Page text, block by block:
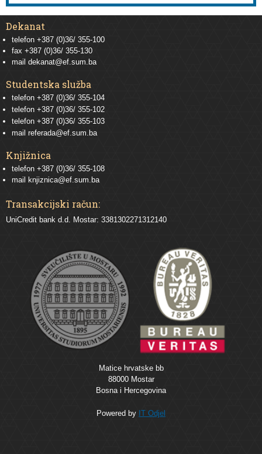
Dekanat
telefon +387 (0)36/ 355-100
fax +387 (0)36/ 355-130
mail dekanat@ef.sum.ba
Studentska služba
telefon +387 (0)36/ 355-104
telefon +387 (0)36/ 355-102
telefon +387 (0)36/ 355-103
mail referada@ef.sum.ba
Knjižnica
telefon +387 (0)36/ 355-108
mail
knjiznica@ef.sum.ba
Transakcijski račun:
UniCredit bank d.d. Mostar: 3381302271312140
Matice hrvatske bb
88000 Mostar
Bosna i Hercegovina
Powered by IT Odjel